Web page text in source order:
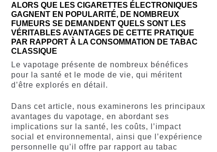
ALORS QUE LES CIGARETTES ÉLECTRONIQUES
GAGNENT EN POPULARITÉ, DE NOMBREUX
FUMEURS SE DEMANDENT QUELS SONT LES
VÉRITABLES AVANTAGES DE CETTE PRATIQUE
PAR RAPPORT À LA CONSOMMATION DE TABAC
CLASSIQUE
Le vapotage présente de nombreux bénéfices
pour la santé et le mode de vie, qui méritent
d’être explorés en détail.
Dans cet article, nous examinerons les principaux
avantages du vapotage, en abordant ses
implications sur la santé, les coûts, l’impact
social et environnemental, ainsi que l’expérience
personnelle qu’il offre par rapport au tabac